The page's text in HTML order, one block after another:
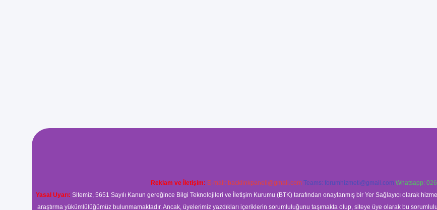
Reklam ve İletişim: E-mail: backlinkpaneli@gmail.com Teams: forumhizmeti@gmail.com Whatsapp:
Yasal Uyarı: Sitemiz, 5651 Sayılı Kanun gereğince Bilgi Teknolojileri ve İletişim Kurumu (BTK) tarafından onaylanmış bir Yer Sağlayıcı olarak
araştırma yükümlülüğümüz bulunmamaktadır. Ancak, üyelerimiz yazdıkları içeriklerin sorumluluğunu taşımakta olup, siteye üye olarak bu